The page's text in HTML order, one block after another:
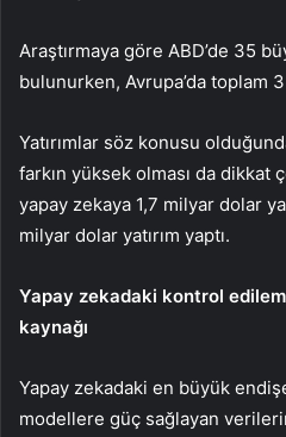
Araştırmaya göre ABD’de 35
bulunurken, Avrupa’da toplam
Yatırımlar söz konusu
farkın yüksek olması da dikkat
yapay zekaya 1,7 milyar dolar
milyar dolar yatırım yaptı.
Yapay zekadaki kontrol
kaynağı
Yapay zekadaki en büyük
modellere güç sağlayan